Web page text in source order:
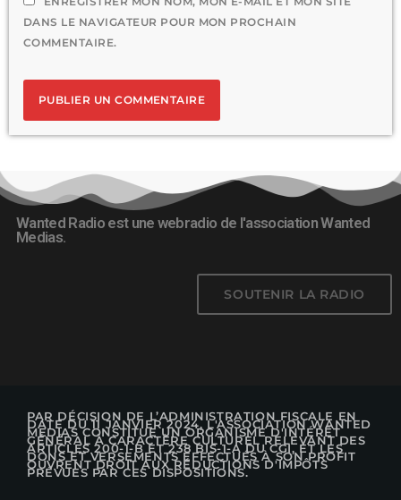
DANS LE NAVIGATEUR POUR MON PROCHAIN
COMMENTAIRE.
Wanted Radio est une webradio de l'association Wanted
Medias.
SOUTENIR LA RADIO
PAR DÉCISION DE L’ADMINISTRATION FISCALE EN
DATE DU 11 JANVIER 2024, L'ASSOCIATION WANTED
MEDIAS CONSTITUE UN ORGANISME D'INTÉRÊT
GÉNÉRAL À CARACTÈRE CULTUREL RELEVANT DES
ARTICLES 200-1-B ET 238 BIS-1-A DU CGI, ET LES
DONS ET VERSEMENTS EFFECTUÉS À SON PROFIT
OUVRENT DROIT AUX RÉDUCTIONS D'IMPÔTS
PRÉVUES PAR CES DISPOSITIONS.